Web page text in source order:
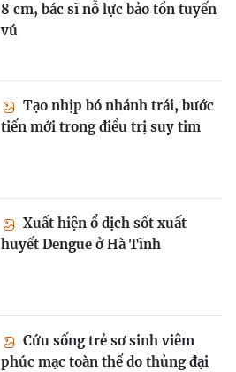
8 cm, bác sĩ nỗ lực bảo tồn tuyến
vú
Tạo nhịp bó nhánh trái, bước
tiến mới trong điều trị suy tim
Xuất hiện ổ dịch sốt xuất
huyết Dengue ở Hà Tĩnh
Cứu sống trẻ sơ sinh viêm
phúc mạc toàn thể do thủng đại